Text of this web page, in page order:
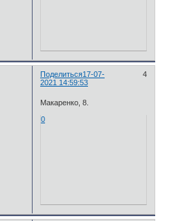
Поделиться 4
17-07-
2021 14:59:53
Макаренко, 8.
0